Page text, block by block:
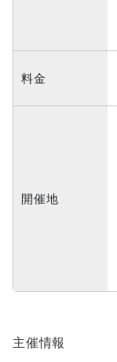
料金
開催地
主催情報